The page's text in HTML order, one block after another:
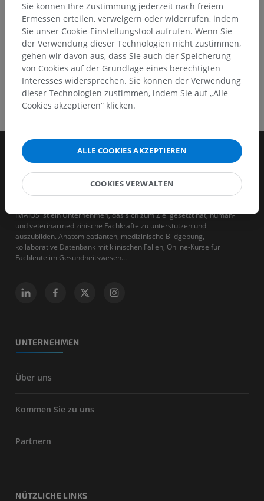
IMAIOS ist ein Unternehmen, das sich zum Ziel gesetzt hat, human-
und veterinärmedizinische Fachkräfte zu unterstützen und
auszubilden. Anatomieatlanten, medizinische Bildgebung,
kollaborative Datenbank mit klinischen Fällen, Online-Kurse für
Fachleute im Gesundheitswesen...
UNTERNEHMEN
Über uns
Kommen Sie zu uns
Partnern
NÜTZLICHE LINKS
Sie können Ihre Zustimmung jederzeit nach freiem
Ermessen erteilen, verweigern oder widerrufen, indem
Sie unser Cookie-Einstellungstool aufrufen. Wenn Sie
der Verwendung dieser Technologien nicht zustimmen,
gehen wir davon aus, dass Sie auch der Speicherung
von Cookies auf der Grundlage eines berechtigten
Interesses widersprechen. Sie können der Verwendung
dieser Technologien zustimmen, indem Sie auf „Alle
Cookies akzeptieren“ klicken.
ALLE COOKIES AKZEPTIEREN
COOKIES VERWALTEN